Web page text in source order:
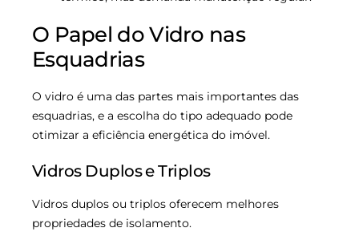
O Papel do Vidro nas
Esquadrias
O vidro é uma das partes mais importantes das
esquadrias, e a escolha do tipo adequado pode
otimizar a eficiência energética do imóvel.
Vidros Duplos e Triplos
Vidros duplos ou triplos oferecem melhores
propriedades de isolamento.